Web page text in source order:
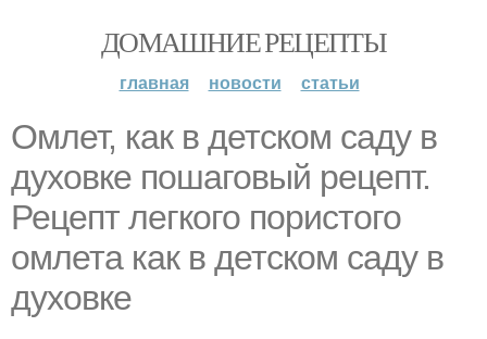
ДОМАШНИЕ РЕЦЕПТЫ
главная новости статьи
Омлет, как в детском саду в
духовке пошаговый рецепт.
Рецепт легкого пористого
омлета как в детском саду в
духовке